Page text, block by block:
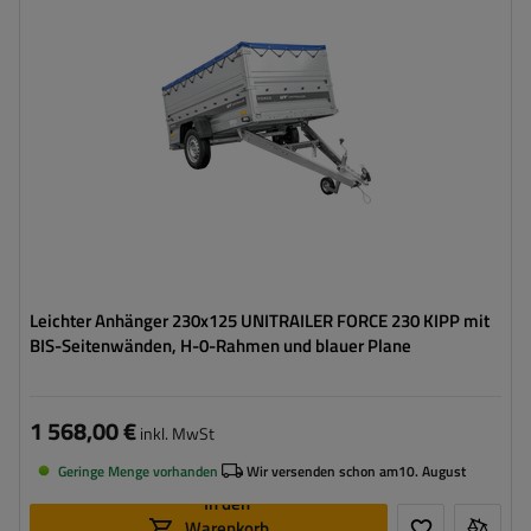
Leichter Anhänger 230x125 UNITRAILER FORCE 230 KIPP mit
BIS-Seitenwänden, H-0-Rahmen und blauer Plane
1261 mm
ungebremste Achse bis 750 kg
Alle Bordwände abnehmbar
Geschweißte Konstruktion
1 568,00 €inkl. MwSt
Geringe Menge vorhanden Wir versenden schon am10. August
In den